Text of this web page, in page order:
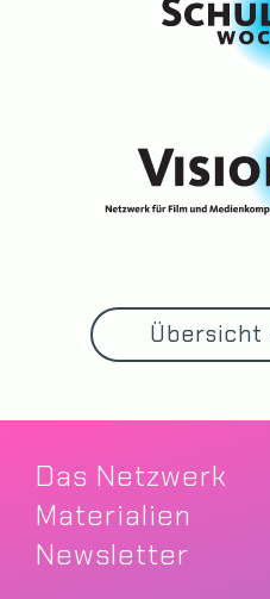
Übersicht
Das Netzwerk
Materialien
Newsletter